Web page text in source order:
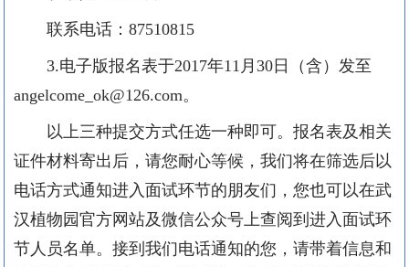
联系电话： 87510815
3.电子版报名表于2017年11 月 30日（含）发至
angelcome_ok@126.com。
以上三种提交方式任选一种即可。报名表及相关
证件材料寄出后，请您耐心等候，我们将在筛选后以
电话方式通知进入面试环节的朋友们，您也可以在武
汉植物园官方网站及微信公众号上查阅到进入面试环
节人员名单。接到我们电话通知的您，请带着信息和